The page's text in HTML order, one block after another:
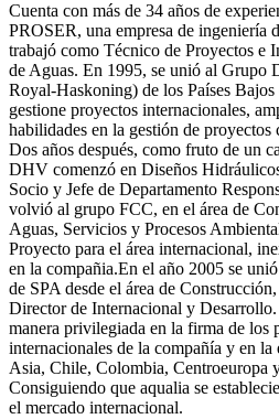
Cuenta con más de 34 años de
PROSER, una empresa de ingeniería
trabajó como Técnico de Proyectos e
de Aguas. En 1995, se unió al
Royal-Haskoning) de los Países
gestione proyectos internacionales,
habilidades en la gestión de proyectos
Dos años después, como fruto de un
DHV comenzó en Diseños
Socio y Jefe de Departamento
volvió al grupo FCC, en el área de
Aguas, Servicios y Procesos
Proyecto para el área internacional,
en la compañia.En el año 2005 se
de SPA desde el área de
Director de Internacional y
manera privilegiada en la firma de los
internacionales de la compañía y en la
Asia, Chile, Colombia, Centroeuropa
Consiguiendo que aqualia se
el mercado internacional.